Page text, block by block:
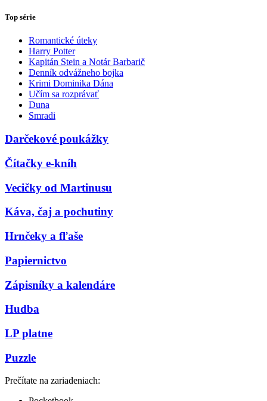
Top série
Romantické úteky
Harry Potter
Kapitán Stein a Notár Barbarič
Denník odvážneho bojka
Krimi Dominika Dána
Učím sa rozprávať
Duna
Smradi
Darčekové poukážky
Čítačky e-kníh
Vecičky od Martinusu
Káva, čaj a pochutiny
Hrnčeky a fľaše
Papiernictvo
Zápisníky a kalendáre
Hudba
LP platne
Puzzle
Prečítate na zariadeniach: